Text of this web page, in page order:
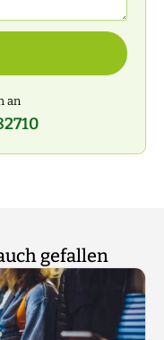
an
gefallen